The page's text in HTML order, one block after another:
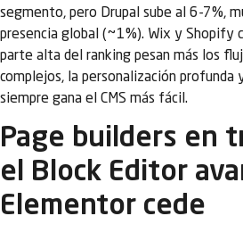
segmento, pero Drupal sube al 6-7%,
presencia global (~1%). Wix y Shopify
parte alta del ranking pesan más los
complejos, la personalización profunda
siempre gana el CMS más fácil.
Page builders en
el Block Editor
Elementor cede